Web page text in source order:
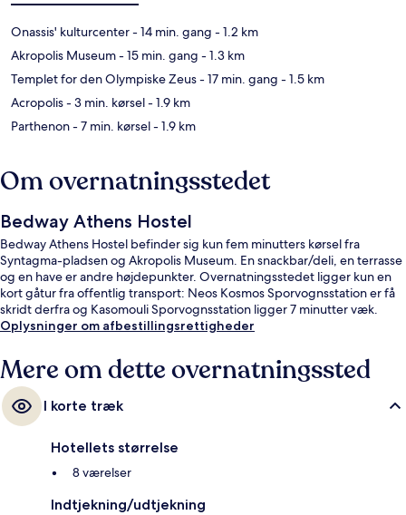
Onassis' kulturcenter- 14 min. gang - 1.2 km
Akropolis Museum- 15 min. gang - 1.3 km
Templet for den Olympiske Zeus- 17 min. gang - 1.5 km
Acropolis- 3 min. kørsel- 1.9 km
Parthenon- 7 min. kørsel- 1.9 km
Om overnatningsstedet
Bedway Athens Hostel
Bedway Athens Hostel befinder sig kun fem minutters kørsel fra
Syntagma-pladsen og Akropolis Museum. En snackbar/deli, en terrasse
og en have er andre højdepunkter. Overnatningsstedet ligger kun en
kort gåtur fra offentlig transport: Neos Kosmos Sporvognsstation er få
skridt derfra og Kasomouli Sporvognsstation ligger 7 minutter væk.
Oplysninger om afbestillingsrettigheder
Mere om dette overnatningssted
I korte træk
Hotellets størrelse
8 værelser
Indtjekning/udtjekning